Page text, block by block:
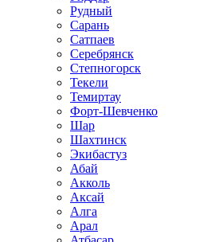
Рудный
Сарань
Сатпаев
Серебрянск
Степногорск
Текели
Темиртау
Форт-Шевченко
Шар
Шахтинск
Экибастуз
Абай
Акколь
Аксай
Алга
Арал